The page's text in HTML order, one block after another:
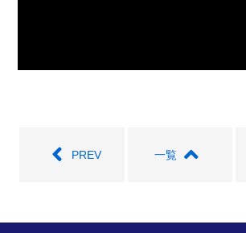
PREV 一覧